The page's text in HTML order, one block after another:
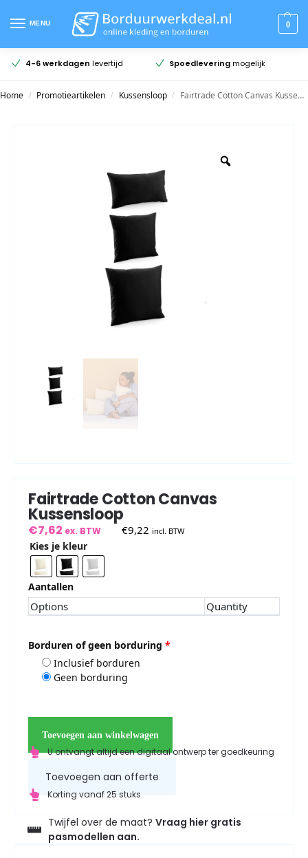
MENU 0
4-6 werkdagen levertijd Spoedleveringmogelijk
Home / Promotieartikelen / Kussensloop / Fairtrade Cotton Canvas Kussensloop
Fairtrade Cotton Canvas
Kussensloop
€7,62 ex. BTW €9,22 incl. BTW
Kies je kleur
Aantallen
Options Quantity
Borduren of geen borduring *
Inclusief borduren
Geen borduring
Toevoegen aan winkelwagen
U ontvangt altijd een digitaal ontwerp ter goedkeuring
Toevoegen aan offerte
Korting vanaf 25 stuks
Twijfel over de maat? Vraag hier gratis
pasmodellen aan.